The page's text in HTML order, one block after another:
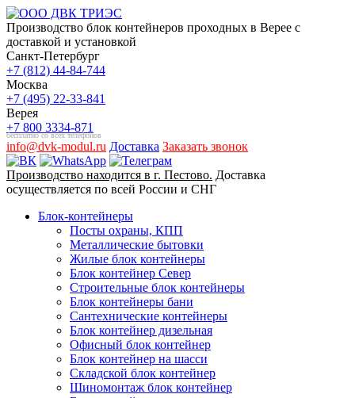
Производство блок контейнеров проходных в Верее с
доставкой и установкой
Санкт-Петербург
+7 (812) 44-84-744
Москва
+7 (495) 22-33-841
Верея
+7 800 3334-871
бесплатно со всех телефонов
info@dvk-modul.ru Доставка Заказать звонок
Производство находится в г. Пестово. Доставка
осуществляется по всей России и СНГ
Блок-контейнеры
Посты охраны, КПП
Металлические бытовки
Жилые блок контейнеры
Блок контейнер Север
Строительные блок контейнеры
Блок контейнеры бани
Сантехнические контейнеры
Блок контейнер дизельная
Офисный блок контейнер
Блок контейнер на шасси
Складской блок контейнер
Шиномонтаж блок контейнер